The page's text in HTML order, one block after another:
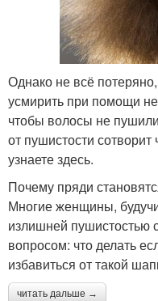
Однако не всё
усмирить при помощи
чтобы волосы не
от пушистости
узнаете здесь.
Почему пряди
Многие женщины,
излишней пушистостью
вопросом: что делать
избавиться от такой
читать дальше →